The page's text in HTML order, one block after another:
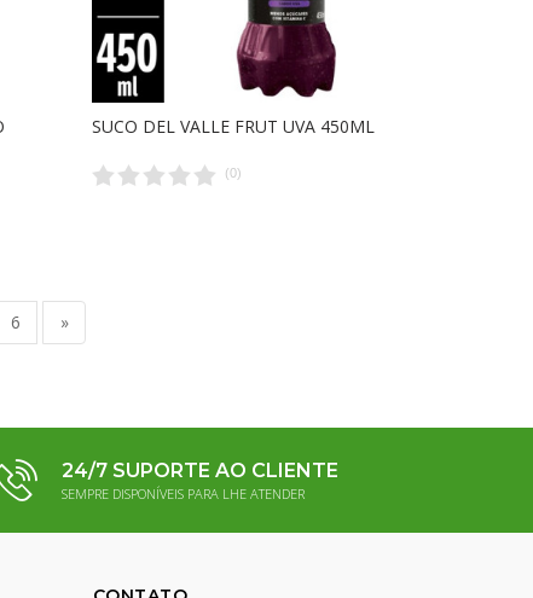
SUCO DEL VALLE FRUT UVA 450ML
(0)
6 »
24/7 SUPORTE AO CLIENTE
SEMPRE DISPONÍVEIS PARA LHE ATENDER